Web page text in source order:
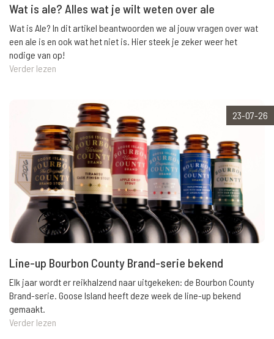
Wat is ale? Alles wat je wilt weten over ale
Wat is Ale? In dit artikel beantwoorden we al jouw vragen over wat
een ale is en ook wat het niet is. Hier steek je zeker weer het
nodige van op!
Verder lezen
23-07-26
Line-up Bourbon County Brand-serie bekend
Elk jaar wordt er reikhalzend naar uitgekeken: de Bourbon County
Brand-serie. Goose Island heeft deze week de line-up bekend
gemaakt.
Verder lezen